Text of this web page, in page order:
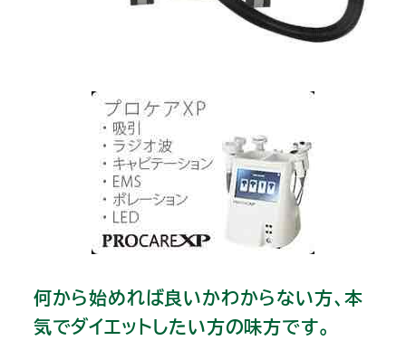
何から始めれば良いかわからない方、本
気でダイエットしたい方の味方です。